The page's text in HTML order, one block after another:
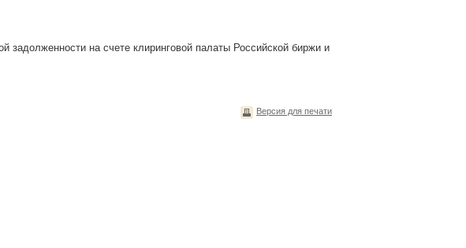
задолженности на счете клиринговой палаты Российской биржи и
Версия для печати